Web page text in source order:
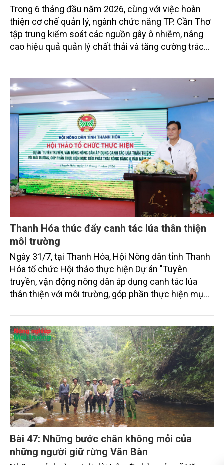
Trong 6 tháng đầu năm 2026, cùng với việc hoàn
thiện cơ chế quản lý, ngành chức năng TP. Cần Thơ
tập trung kiểm soát các nguồn gây ô nhiễm, nâng
cao hiệu quả quản lý chất thải và tăng cường trách
luật về môi trường tạo nền tảng cho mục tiêu phát
triển kinh tế - xã hội bền vững.
Thanh Hóa thúc đẩy canh tác lúa thân thiện
môi trường
Ngày 31/7, tại Thanh Hóa, Hội Nông dân tỉnh Thanh
Hóa tổ chức Hội thảo thực hiện Dự án "Tuyên
truyền, vận động nông dân áp dụng canh tác lúa
thân thiện với môi trường, góp phần thực hiện mục
trình thu hút sự tham gia của đông đảo đại biểu đến
từ các cơ quan quản lý nhà nước, đơn vị nghiên cứu,
doanh nghiệp, hợp tác xã và nông dân đang trực
tiếp triển khai mô hình sản xuất lúa phát thải thấp.
Bài 47: Những bước chân không mỏi của
những người giữ rừng Văn Bàn